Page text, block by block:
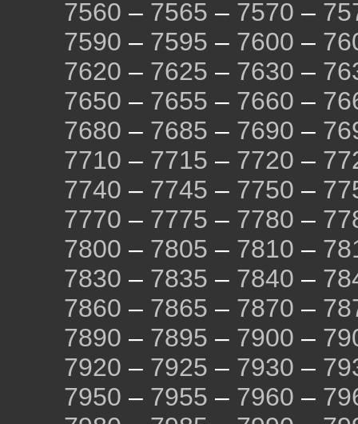
7560 – 7565 – 7570 –
7590 – 7595 – 7600 –
7620 – 7625 – 7630 –
7650 – 7655 – 7660 –
7680 – 7685 – 7690 –
7710 – 7715 – 7720 –
7740 – 7745 – 7750 –
7770 – 7775 – 7780 –
7800 – 7805 – 7810 –
7830 – 7835 – 7840 –
7860 – 7865 – 7870 –
7890 – 7895 – 7900 –
7920 – 7925 – 7930 –
7950 – 7955 – 7960 –